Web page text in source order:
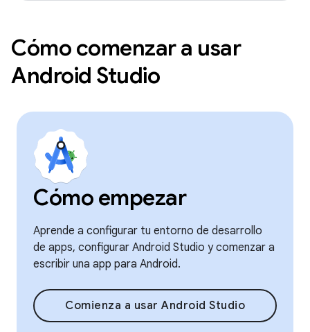
Cómo comenzar a usar
Android Studio
Cómo empezar
Aprende a configurar tu entorno de desarrollo
de apps, configurar Android Studio y comenzar a
escribir una app para Android.
Comienza a usar Android Studio